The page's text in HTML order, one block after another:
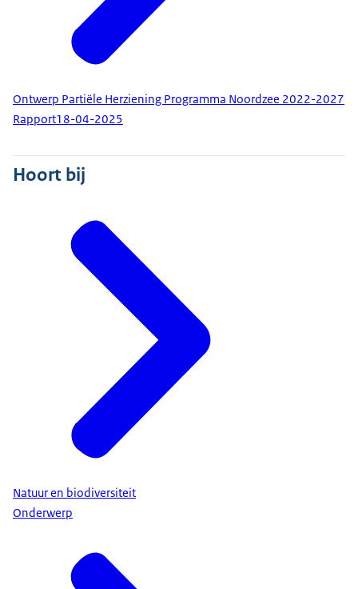
Ontwerp Partiële Herziening Programma Noordzee 2022-2027
Rapport18-04-2025
Hoort bij
Natuur en biodiversiteit
Onderwerp